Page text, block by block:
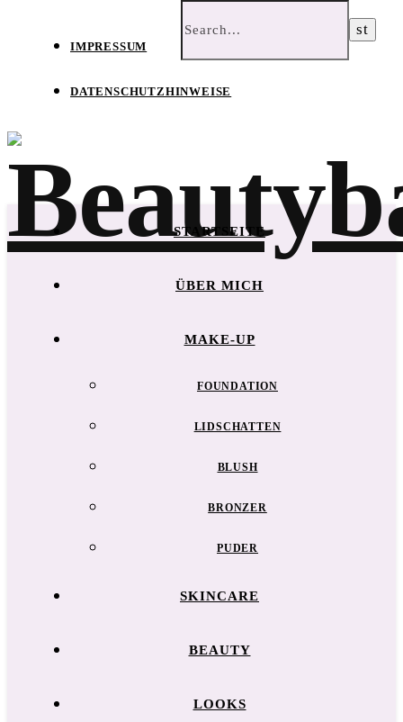
IMPRESSUM
DATENSCHUTZHINWEISE
STARTSEITE
ÜBER MICH
MAKE-UP
FOUNDATION
LIDSCHATTEN
BLUSH
BRONZER
PUDER
SKINCARE
BEAUTY
LOOKS